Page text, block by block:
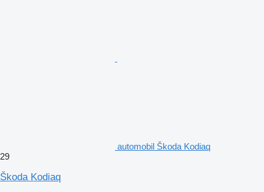
automobil Škoda Kodiaq
29
Škoda Kodiaq